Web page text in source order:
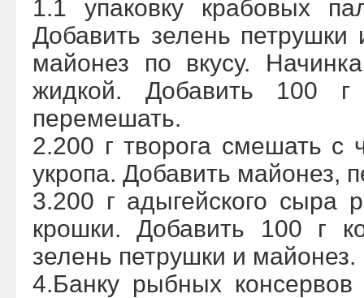
1.1 упаковку крабовых
Добавить зелень петрушки
майонез по вкусу.
жидкой. Добавить 100
перемешать.
2.200 г творога смешать с
укропа. Добавить майонез,
3.200 г адыгейского сыра
крошки. Добавить 100 г
зелень петрушки и майонез.
4.Банку рыбных